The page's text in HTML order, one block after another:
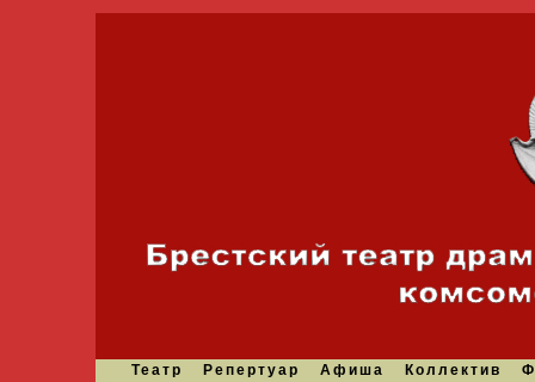
Театр Репертуар Афиша Коллектив